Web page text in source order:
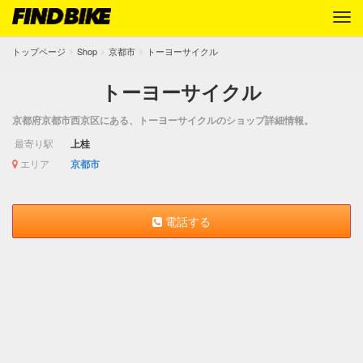
トップページ Shop 京都市 トーヨーサイクル
トーヨーサイクル
京都府京都市西京区にある、トーヨーサイクルのショップ詳細情報。
最寄り駅 上桂
エリア 京都市
電話する